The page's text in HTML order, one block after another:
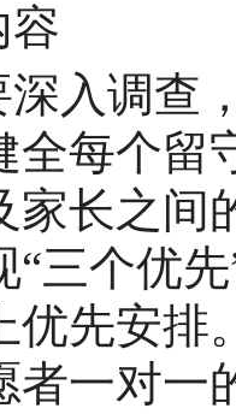
容
入调查
全每个留
家长之间
“三个优
优先安排
者一对一